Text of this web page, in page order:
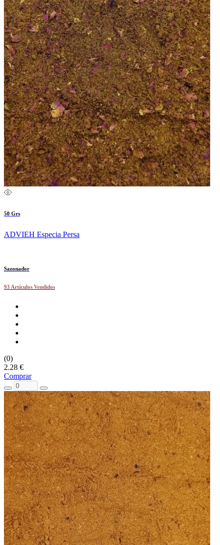
50 Grs
ADVIEH Especia Persa
Sazonador
93 Artículos Vendidos
(0)
2.28 €
Comprar